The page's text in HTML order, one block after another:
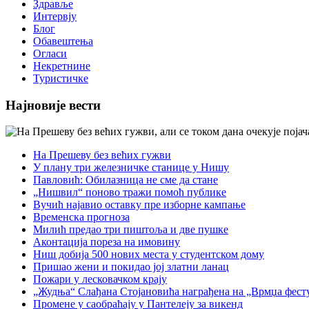
Здравље
Интервју
Блог
Обавештења
Огласи
Некретнине
Туристичке
Најновије вести
На Прешеву без већих гужви
У плану три железничке станице у Нишу
Павловић: Обилазница не сме да стане
„Нишвил“ поново тражи помоћ публике
Вучић најавио оставку пре изборне кампање
Временска прогноза
Милић предао три пиштоља и две пушке
Аконтација пореза на имовину
Ниш добија 500 нових места у студентском дому
Пришао жени и покидао јој златни ланац
Пожари у лесковачком крају
„Жудња“ Слађана Стојановића награђена на „Врмџа
Промене у саобраћају у Пантелеју за викенд